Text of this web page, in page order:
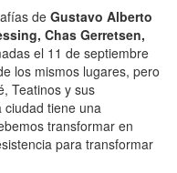
de Gustavo Alberto
Chas Gerretsen,
el 11 de septiembre
los mismos lugares, pero
Teatinos y sus
ciudad tiene una
transformar en
para transformar